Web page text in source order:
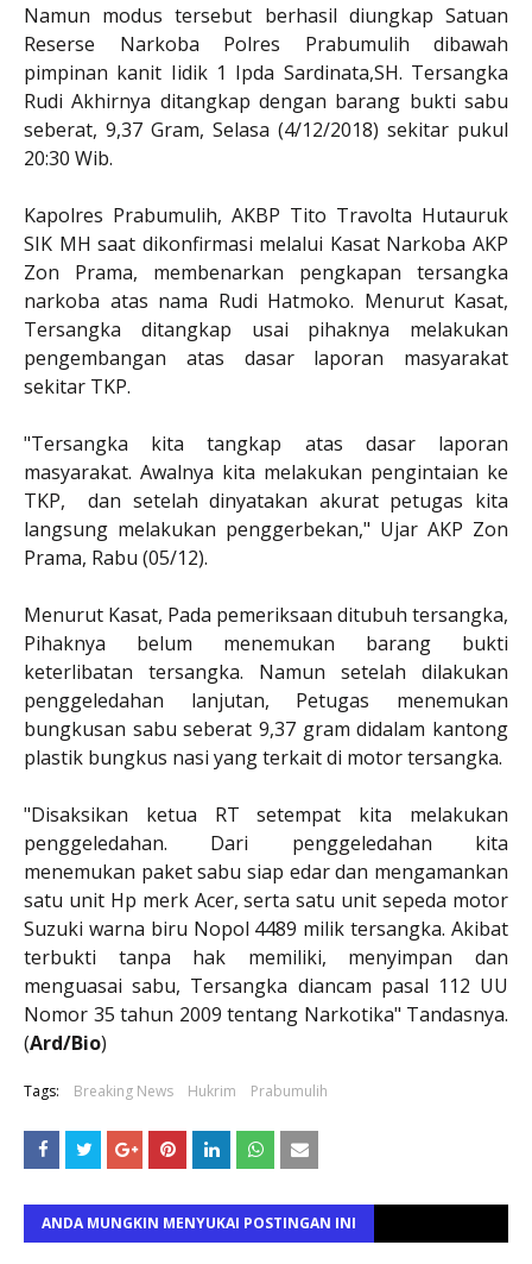
Namun modus tersebut berhasil diungkap Satuan
Reserse Narkoba Polres Prabumulih dibawah
pimpinan kanit Iidik 1 Ipda Sardinata,SH. Tersangka
Rudi Akhirnya ditangkap dengan barang bukti sabu
seberat, 9,37 Gram, Selasa (4/12/2018) sekitar pukul
20:30 Wib.
Kapolres Prabumulih, AKBP Tito Travolta Hutauruk
SIK MH saat dikonfirmasi melalui Kasat Narkoba AKP
Zon Prama, membenarkan pengkapan tersangka
narkoba atas nama Rudi Hatmoko. Menurut Kasat,
Tersangka ditangkap usai pihaknya melakukan
pengembangan atas dasar laporan masyarakat
sekitar TKP.
"Tersangka kita tangkap atas dasar laporan
masyarakat. Awalnya kita melakukan pengintaian ke
TKP, dan setelah dinyatakan akurat petugas kita
langsung melakukan penggerbekan," Ujar AKP Zon
Prama, Rabu (05/12).
Menurut Kasat, Pada pemeriksaan ditubuh tersangka,
Pihaknya belum menemukan barang bukti
keterlibatan tersangka. Namun setelah dilakukan
penggeledahan lanjutan, Petugas menemukan
bungkusan sabu seberat 9,37 gram didalam kantong
plastik bungkus nasi yang terkait di motor tersangka.
"Disaksikan ketua RT setempat kita melakukan
penggeledahan. Dari penggeledahan kita
menemukan paket sabu siap edar dan mengamankan
satu unit Hp merk Acer, serta satu unit sepeda motor
Suzuki warna biru Nopol 4489 milik tersangka. Akibat
terbukti tanpa hak memiliki, menyimpan dan
menguasai sabu, Tersangka diancam pasal 112 UU
Nomor 35 tahun 2009 tentang Narkotika" Tandasnya.
(Ard/Bio)
Tags: Breaking News Hukrim Prabumulih
ANDA MUNGKIN MENYUKAI POSTINGAN INI